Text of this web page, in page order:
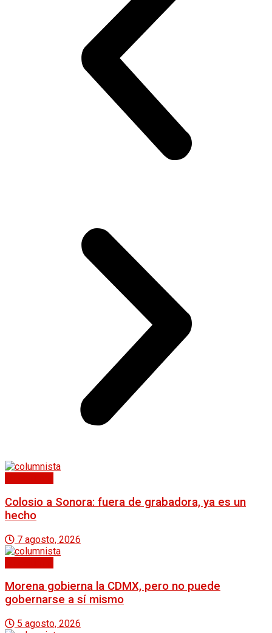
Colosio a Sonora: fuera de grabadora, ya es un
hecho
7 agosto, 2026
Morena gobierna la CDMX, pero no puede
gobernarse a sí mismo
5 agosto, 2026